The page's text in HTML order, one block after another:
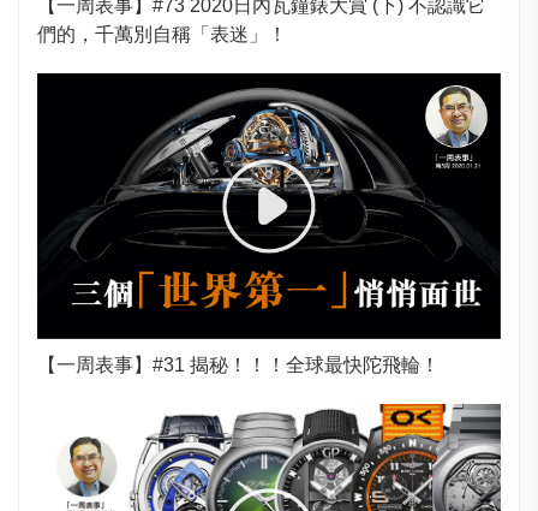
【一周表事】#73 2020日內瓦鐘錶大賞 (下) 不認識它
們的，千萬別自稱「表迷」！
【一周表事】#31 揭秘！！！全球最快陀飛輪！